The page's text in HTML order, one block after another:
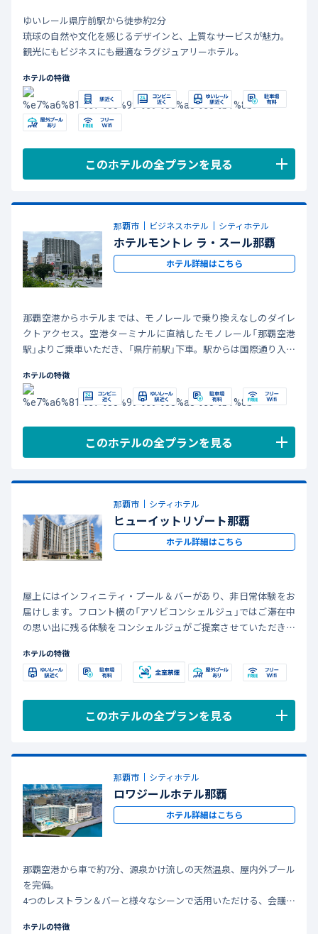
ゆいレール県庁前駅から徒歩約2分
琉球の自然や文化を感じるデザインと、上質なサービスが魅力。
観光にもビジネスにも最適なラグジュアリーホテル。
ホテルの特徴
このホテルの全プランを見る
那覇市 ビジネスホテル シティホテル
ホテルモントレ ラ・スール那覇
ホテル詳細はこちら
那覇空港からホテルまでは、モノレールで乗り換えなしのダイレ
クトアクセス。空港ターミナルに直結したモノレール「那覇空港
駅」よりご乗車いただき、「県庁前駅」下車。駅からは国際通り入口
縄県庁やビジネス街への利便性に優れながら、一歩外に出れば賑
やかな国際通り。到着後すぐに観光やビジネスの活動を始められ
ホテルの特徴
このホテルの全プランを見る
那覇市 シティホテル
ヒューイットリゾート那覇
ホテル詳細はこちら
屋上にはインフィニティ・プール＆バーがあり、非日常体験をお
届けします。フロント横の「アソビコンシェルジュ」ではご滞在中
の思い出に残る体験をコンシェルジュがご提案させていただきま
いアクティビティを100メニュー以上ご用意しておりますので、沖
縄をまるごと―海・陸・空―を、気軽に体験して濃厚な思い出作
ホテルの特徴
このホテルの全プランを見る
那覇市 シティホテル
ロワジールホテル那覇
ホテル詳細はこちら
那覇空港から車で約7分、源泉かけ流しの天然温泉、屋内外プール
を完備。
4つのレストラン＆バーと様々なシーンで活用いただける、会議室
ホテルの特徴